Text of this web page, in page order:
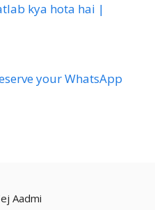
kya hota hai |
your WhatsApp
Aadmi